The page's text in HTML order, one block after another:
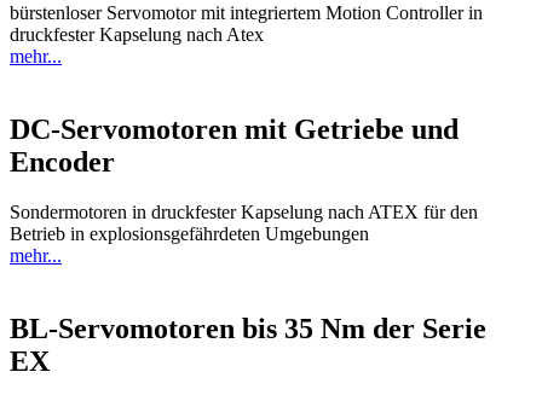
bürstenloser Servomotor mit integriertem Motion Controller in
druckfester Kapselung nach Atex
mehr...
DC-Servomotoren mit Getriebe und
Encoder
Sondermotoren in druckfester Kapselung nach ATEX für den
Betrieb in explosionsgefährdeten Umgebungen
mehr...
BL-Servomotoren bis 35 Nm der Serie
EX